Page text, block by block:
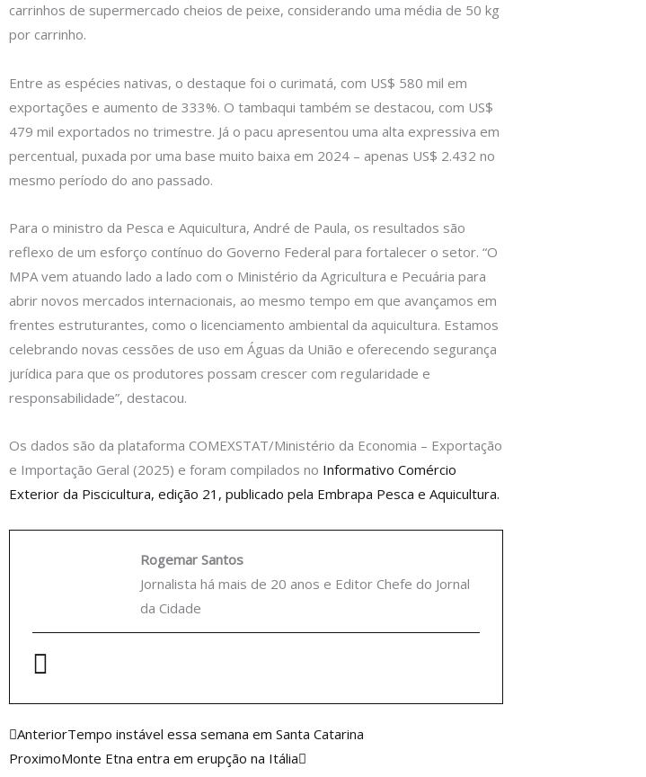
carrinhos de supermercado cheios de peixe, considerando uma média de 50 kg
por carrinho.
Entre as espécies nativas, o destaque foi o curimatá, com US$ 580 mil em
exportações e aumento de 333%. O tambaqui também se destacou, com US$
479 mil exportados no trimestre. Já o pacu apresentou uma alta expressiva em
percentual, puxada por uma base muito baixa em 2024 – apenas US$ 2.432 no
mesmo período do ano passado.
Para o ministro da Pesca e Aquicultura, André de Paula, os resultados são
reflexo de um esforço contínuo do Governo Federal para fortalecer o setor. “O
MPA vem atuando lado a lado com o Ministério da Agricultura e Pecuária para
abrir novos mercados internacionais, ao mesmo tempo em que avançamos em
frentes estruturantes, como o licenciamento ambiental da aquicultura. Estamos
celebrando novas cessões de uso em Águas da União e oferecendo segurança
jurídica para que os produtores possam crescer com regularidade e
responsabilidade”, destacou.
Os dados são da plataforma COMEXSTAT/Ministério da Economia – Exportação
e Importação Geral (2025) e foram compilados no Informativo Comércio
Exterior da Piscicultura, edição 21, publicado pela Embrapa Pesca e Aquicultura.
Rogemar Santos
Jornalista há mais de 20 anos e Editor Chefe do Jornal
da Cidade
Anterior
AnteriorTempo instável essa semana em Santa Catarina
ProximoMonte Etna entra em erupção na Itália
Próximo